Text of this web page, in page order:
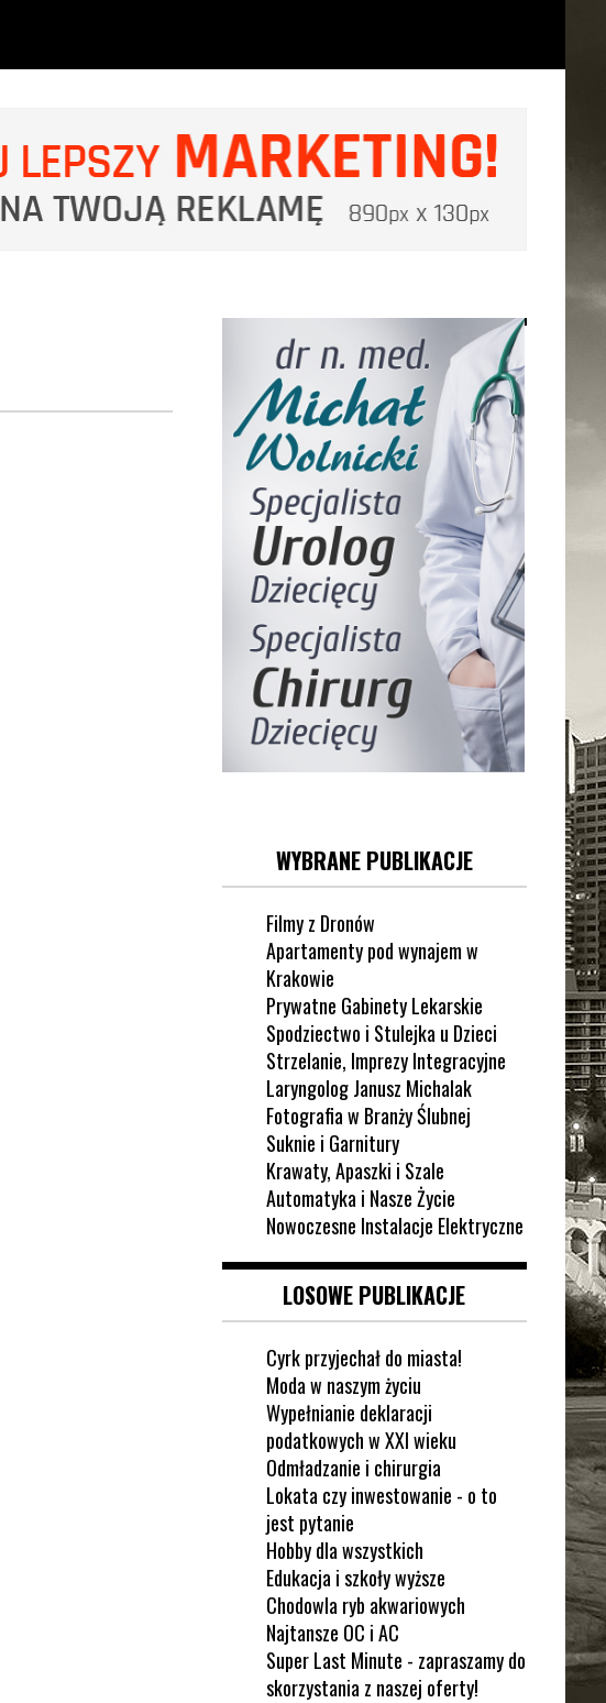
WYBRANE PUBLIKACJE
Filmy z Dronów
Apartamenty pod wynajem w
Krakowie
Prywatne Gabinety Lekarskie
Spodziectwo i Stulejka u Dzieci
Strzelanie, Imprezy Integracyjne
Laryngolog Janusz Michalak
Fotografia w Branży Ślubnej
Suknie i Garnitury
Krawaty, Apaszki i Szale
Automatyka i Nasze Życie
Nowoczesne Instalacje Elektryczne
LOSOWE PUBLIKACJE
Cyrk przyjechał do miasta!
Moda w naszym życiu
Wypełnianie deklaracji
podatkowych w XXI wieku
Odmładzanie i chirurgia
Lokata czy inwestowanie - o to
jest pytanie
Hobby dla wszystkich
Edukacja i szkoły wyższe
Chodowla ryb akwariowych
Najtansze OC i AC
Super Last Minute - zapraszamy do
skorzystania z naszej oferty!